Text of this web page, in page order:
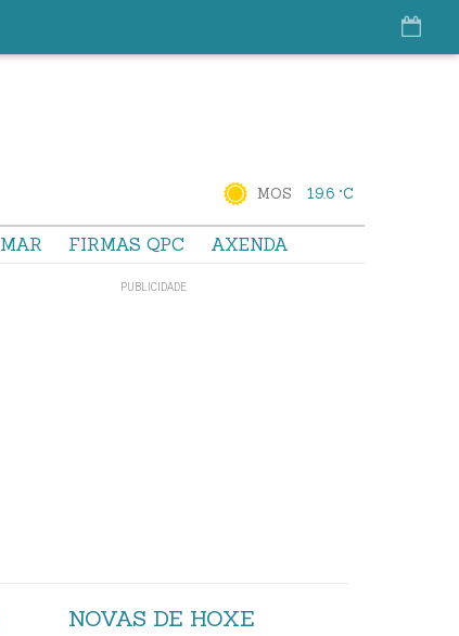
MOS 19.6 °C
MAR FIRMAS QPC AXENDA
NOVAS DE HOXE